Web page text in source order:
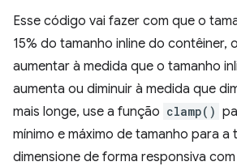
Esse código vai fazer com que o
15% do tamanho inline do contêiner,
aumentar à medida que o tamanho
aumenta ou diminuir à medida que
mais longe, use a função clamp()
mínimo e máximo de tamanho para a
dimensione de forma responsiva